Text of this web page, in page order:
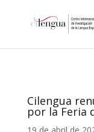
Cilengua
por la Feria